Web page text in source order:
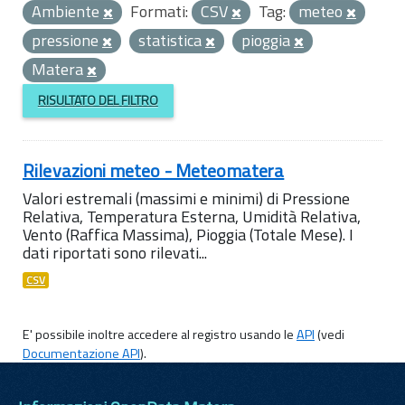
Ambiente
Formati: CSV Tag: meteo
pressione
statistica
pioggia
Matera
RISULTATO DEL FILTRO
Rilevazioni meteo - Meteomatera
Valori estremali (massimi e minimi) di Pressione
Relativa, Temperatura Esterna, Umidità Relativa,
Vento (Raffica Massima), Pioggia (Totale Mese). I
dati riportati sono rilevati...
CSV
E' possibile inoltre accedere al registro usando leAPI(vedi
Documentazione API).